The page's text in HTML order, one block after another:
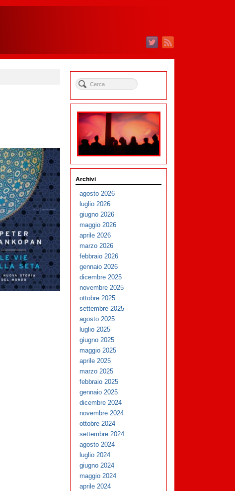
Archivi
agosto 2026
luglio 2026
giugno 2026
maggio 2026
aprile 2026
marzo 2026
febbraio 2026
gennaio 2026
dicembre 2025
novembre 2025
ottobre 2025
settembre 2025
agosto 2025
luglio 2025
giugno 2025
maggio 2025
aprile 2025
marzo 2025
febbraio 2025
gennaio 2025
dicembre 2024
novembre 2024
ottobre 2024
settembre 2024
agosto 2024
luglio 2024
giugno 2024
maggio 2024
aprile 2024